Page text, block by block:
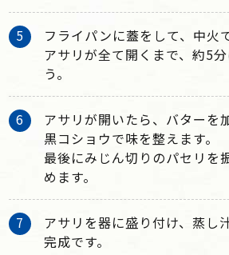
フライパンに蓋をして、中火
アサリが全て開くまで、約5
う。
アサリが開いたら、バターを
黒コショウで味を整えます。
最後にみじん切りのパセリを
めます。
アサリを器に盛り付け、蒸し
完成です。